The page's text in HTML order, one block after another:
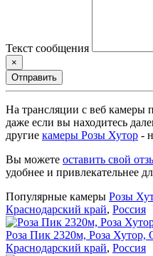
Текст сообщения
×
Отправить
На трансляции с веб камеры
даже если вы находитесь
другие камеры Розы Хутор -
Вы можете оставить свой
удобнее и привлекательнее
Популярные камеры Розы
Краснодарский край, Россия
Роза Пик 2320м, Роза Хутор,
Краснодарский край, Россия